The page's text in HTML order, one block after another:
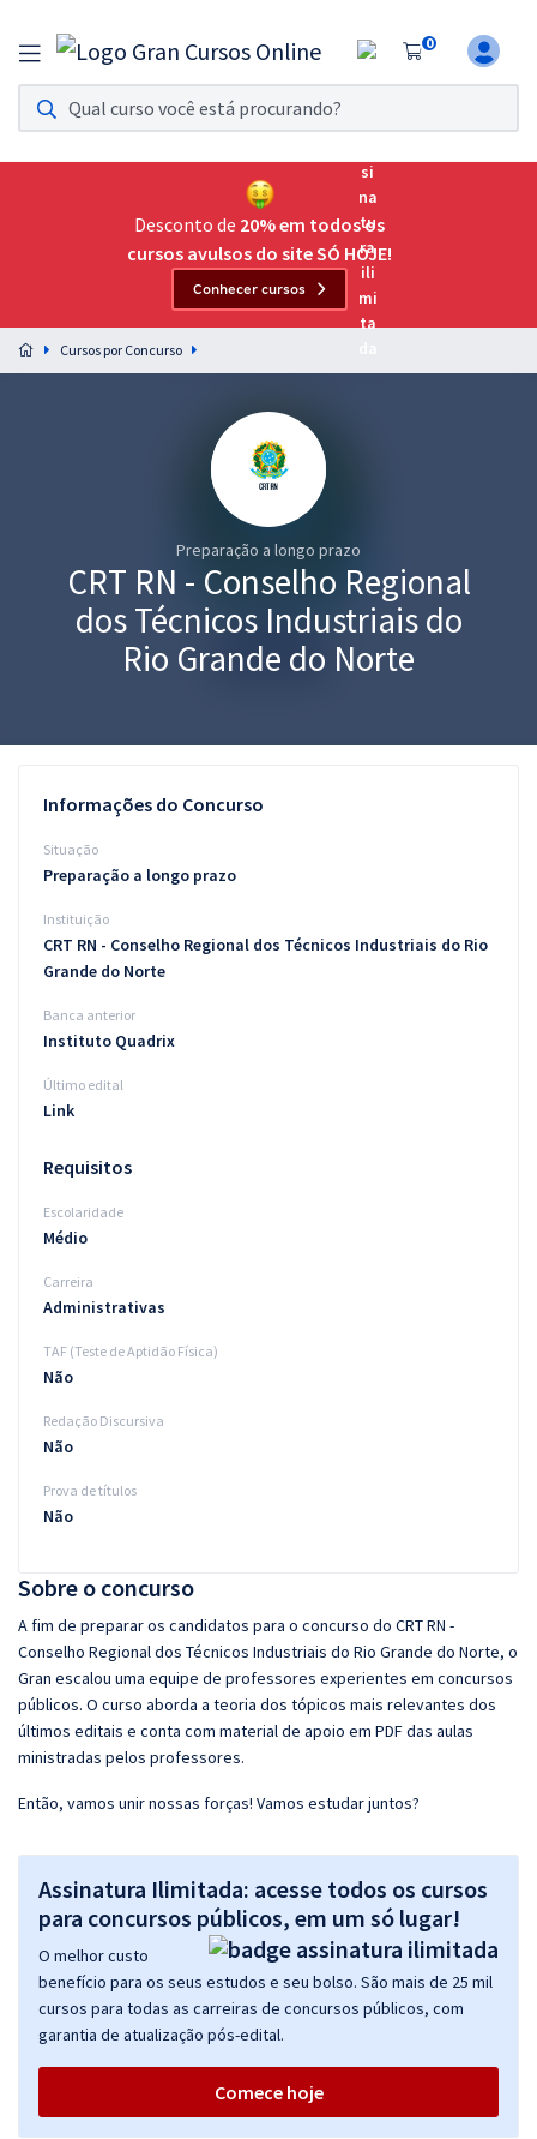
0
Assinatura Ilimitada 11
Acesso a todos os cursos. Teste grátis por 7 dias!
Assinatura OAB Até Passar
Acesso ilimitado a toda preparação para o Exame da
Preparação completa e intensiva para as principais
residências em saúde do Brasil
Graduação
Blog
Aprovados
Desconto de 20% em todos os
cursos avulsos do site SÓ HOJE!
Conhecer cursos
Cursos por Concurso
Preparação a longo prazo
CRT RN - Conselho Regional
dos Técnicos Industriais do
Rio Grande do Norte
Sobre o concurso
A fim de preparar os candidatos para o concurso do CRT RN -
Conselho Regional dos Técnicos Industriais do Rio Grande do Norte, o
Gran escalou uma equipe de professores experientes em concursos
públicos. O curso aborda a teoria dos tópicos mais relevantes dos
últimos editais e conta com material de apoio em PDF das aulas
ministradas pelos professores.
Então, vamos unir nossas forças! Vamos estudar juntos?
Assinatura Ilimitada: acesse todos os cursos
para concursos públicos, em um só lugar!
O melhor custo
benefício para os seus estudos e seu bolso. São mais de 25 mil
cursos para todas as carreiras de concursos públicos, com
garantia de atualização pós-edital.
Comece hoje
Informações do Concurso
Situação
Preparação a longo prazo
Instituição
CRT RN - Conselho Regional dos Técnicos Industriais do Rio
Grande do Norte
Banca anterior
Instituto Quadrix
Último edital
Link
Requisitos
Escolaridade
Médio
Carreira
Administrativas
TAF (Teste de Aptidão Física)
Não
Redação Discursiva
Não
Prova de títulos
Não